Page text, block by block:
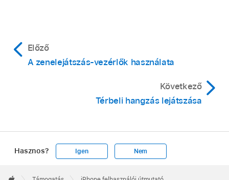
Előző
A zenelejátszás-vezérlők használata
Következő
Térbeli hangzás lejátszása
Hasznos? Igen Nem
Footer
